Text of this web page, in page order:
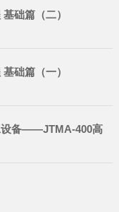
础篇（二）
础篇（一）
设备——JTMA-400高